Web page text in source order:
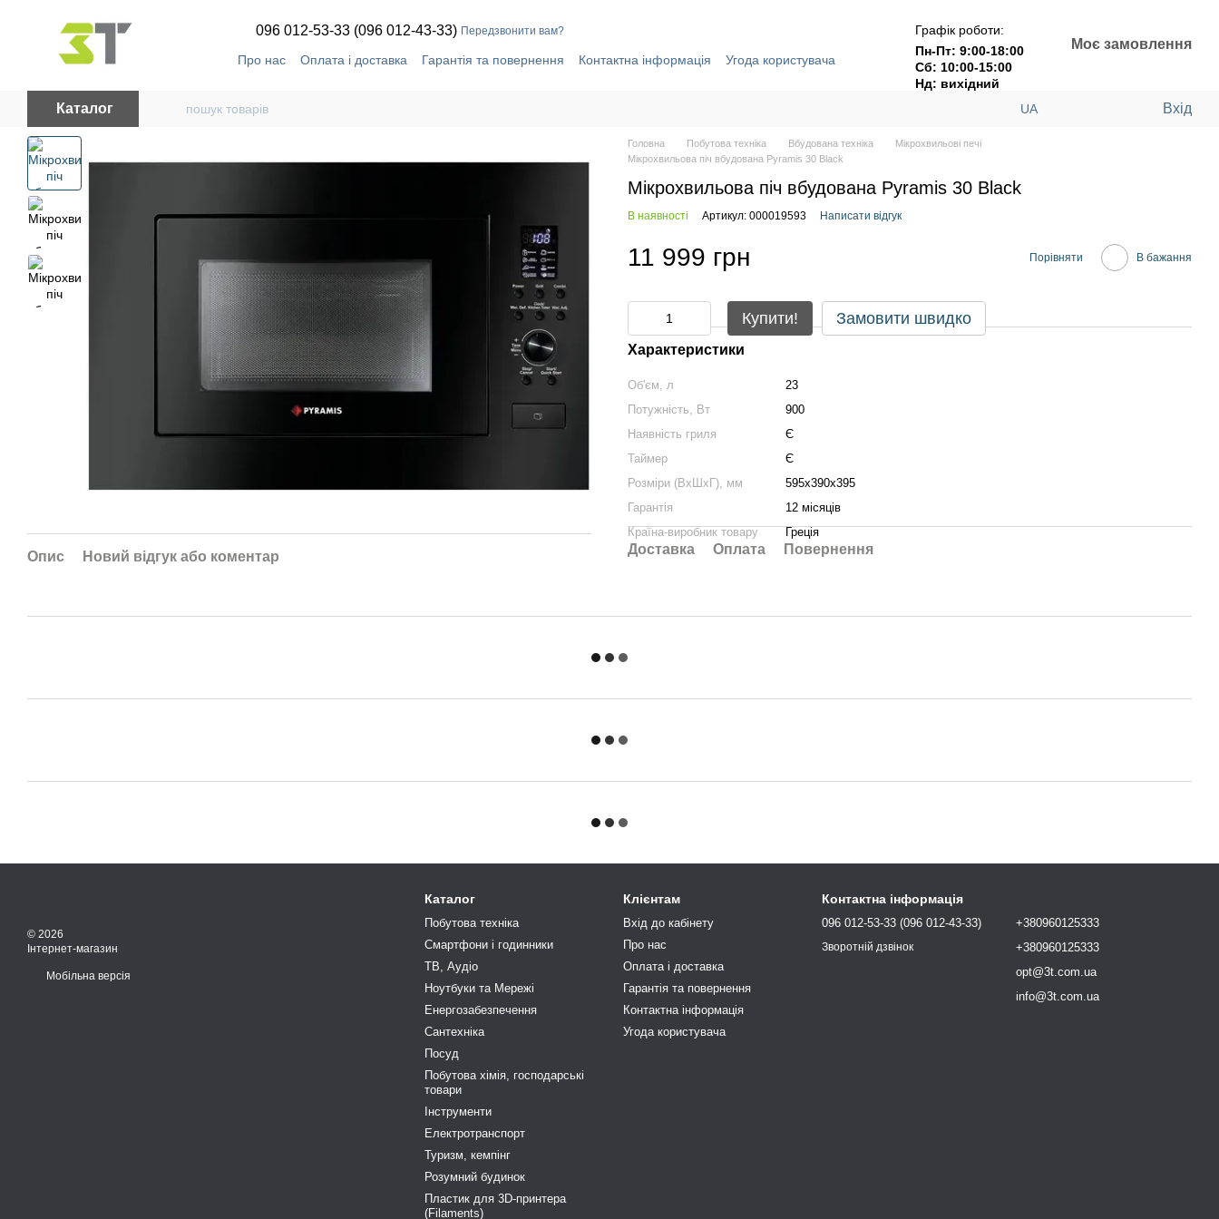
096 012-53-33 (096 012-43-33) Передзвонити вам?
Про нас Оплата і доставка Гарантія та повернення Контактна інформація Угода користувача
Графік роботи:
Пн-Пт: 9:00-18:00
Сб: 10:00-15:00
Нд: вихідний
Моє замовлення
Каталог UA Вхід
Опис Новий відгук або коментар
Головна Побутова техніка Вбудована техніка
Мікрохвильові печі
Мікрохвильова піч вбудована Pyramis 30 Black
Мікрохвильова піч вбудована Pyramis 30 Black
В наявності Артикул: 000019593 Написати відгук
11 999 грн Порівняти В бажання
Купити! Замовити швидко
Характеристики
Об'єм, л
23
Потужність, Вт
900
Наявність гриля
Є
Таймер
Є
Розміри (ВхШхГ), мм
595х390х395
Гарантія
12 місяців
Країна-виробник товару
Греція
Доставка Оплата Повернення
© 2026
Інтернет-магазин
Мобільна версія
Каталог
Побутова техніка
Смартфони і годинники
ТВ, Аудіо
Ноутбуки та Мережі
Енергозабезпечення
Сантехніка
Посуд
Побутова хімія, господарськi
товари
Інструменти
Електротранспорт
Туризм, кемпiнг
Розумний будинок
Пластик для 3D-принтера
(Filaments)
Клієнтам
Вхід до кабінету
Про нас
Оплата і доставка
Гарантія та повернення
Контактна інформація
Угода користувача
Контактна інформація
096 012-53-33 (096 012-43-33)
Зворотній дзвінок
+380960125333
+380960125333
opt@3t.com.ua
info@3t.com.ua